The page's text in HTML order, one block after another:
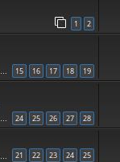
1 2
… 15 16 17 18 19
… 24 25 26 27 28
21 22 23 24 25